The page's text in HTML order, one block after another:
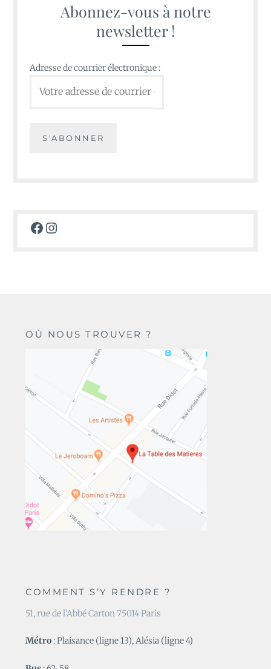
Abonnez-vous à notre
newsletter !
Adresse de courrier électronique :
Facebook
Instagram
OÙ NOUS TROUVER ?
COMMENT S’Y RENDRE ?
51, rue de l’Abbé Carton 75014 Paris
Métro : Plaisance (ligne 13), Alésia (ligne 4)